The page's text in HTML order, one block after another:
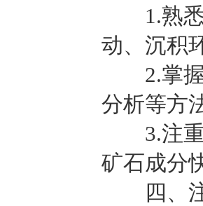
1.熟悉
动、沉积
2.掌握
分析等方
3.注重
矿石成分
四、注